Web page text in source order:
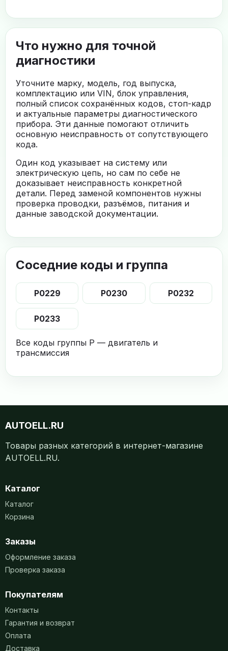
Что нужно для точной
диагностики
Уточните марку, модель, год выпуска,
комплектацию или VIN, блок управления,
полный список сохранённых кодов, стоп-кадр
и актуальные параметры диагностического
прибора. Эти данные помогают отличить
основную неисправность от сопутствующего
кода.
Один код указывает на систему или
электрическую цепь, но сам по себе не
доказывает неисправность конкретной
детали. Перед заменой компонентов нужны
проверка проводки, разъёмов, питания и
данные заводской документации.
Соседние коды и группа
P0229 P0230 P0232
P0233
Все коды группы P — двигатель и
трансмиссия
AUTOELL.RU
Товары разных категорий в интернет-магазине
AUTOELL.RU.
Каталог
Каталог
Корзина
Заказы
Оформление заказа
Проверка заказа
Покупателям
Контакты
Гарантия и возврат
Оплата
Доставка